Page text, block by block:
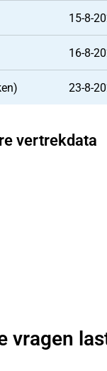
15-8-
16-8-
23-8-
vertrekdata
vragen